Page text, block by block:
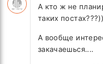
А кто ж не
таких
А вообще
закачаешься....